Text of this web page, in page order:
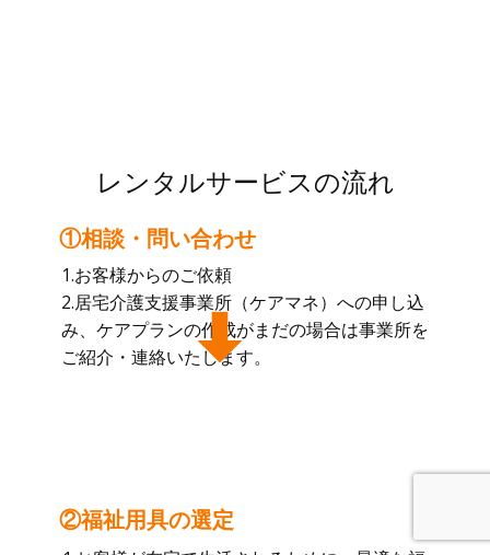
レンタルサービスの流れ
1.お客様からのご依頼
2.居宅介護支援事業所（ケアマネ）への申し込
み、ケアプランの作成がまだの場合は事業所を
ご紹介・連絡いたします。
①相談・問い合わせ
②福祉用具の選定